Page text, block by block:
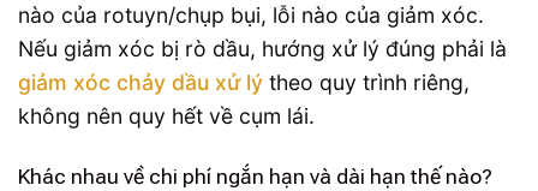
nào của rotuyn/chụp bụi, lỗi nào của giảm xóc.
Nếu giảm xóc bị rò dầu, hướng xử lý đúng phải là
giảm xóc chảy dầu xử lý theo quy trình riêng,
không nên quy hết về cụm lái.
Khác nhau về chi phí ngắn hạn và dài hạn thế nào?